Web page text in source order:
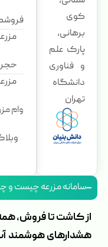
کوی
برهانی،
پارک علم
و فناوری
دانشگاه
تهران
وام
سامانه مزرعه چیست و
از کاشت تا فروش،
هشدارهای هوشمند